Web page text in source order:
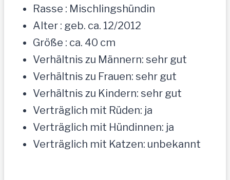
Rasse : Mischlingshündin
Alter : geb. ca. 12/2012
Größe : ca. 40 cm
Verhältnis zu Männern: sehr gut
Verhältnis zu Frauen: sehr gut
Verhältnis zu Kindern: sehr gut
Verträglich mit Rüden: ja
Verträglich mit Hündinnen: ja
Verträglich mit Katzen: unbekannt